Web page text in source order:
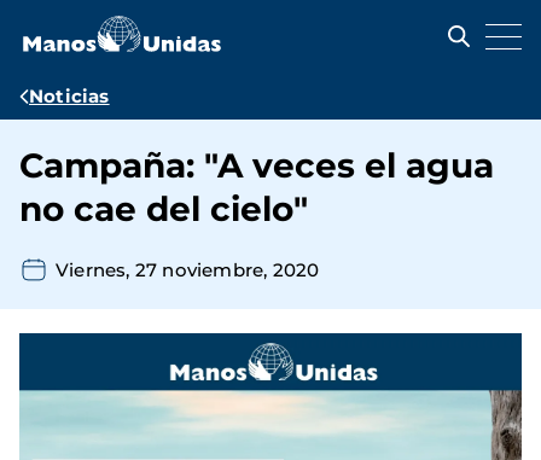
contenido
Ruta
navegación
Noticias
Campaña: "A veces el agua
no cae del cielo"
Viernes, 27 noviembre, 2020